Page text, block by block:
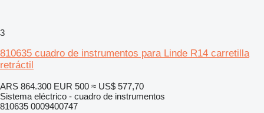
3
810635 cuadro de instrumentos para Linde R14 carretilla
retráctil
ARS 864.300 EUR 500 ≈ US$ 577,70
Sistema eléctrico - cuadro de instrumentos
810635 0009400747